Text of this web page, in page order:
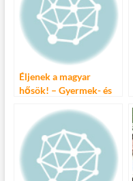
o
k
Éljenek a magyar
hősök! – Gyermek- és